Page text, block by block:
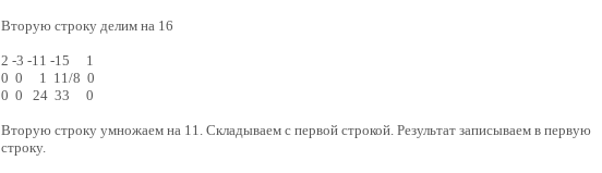
Вторую строку делим на 16
2 -3 -11 -15 1
0 0 1 11/8 0
0 0 24 33 0
Вторую строку умножаем на 11. Складываем с первой строкой. Результат записываем в первую
строку.